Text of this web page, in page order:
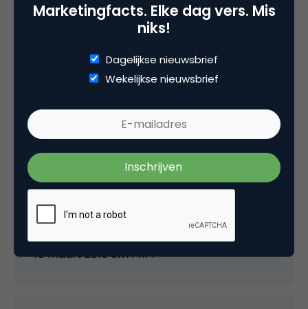
stefheutink
Ik kreeg net een telefoontje van de provider,
die klaagt dat er 25 man op de webcare
met 2000 mails per dag. Kijk dat krijg je als je
naar social media als heilig middel kijkt. Wat ze
moeten doen is service optuigen en dan
maximaal op mail inzetten, dat is gewoon
logischer alleen ook vervelend: mails ziet
niemand. En DAT is het probleem.
10 maart 2015 om 14:14
Marketingfacts. Elke dag vers. Mis
niks!
Dagelijkse nieuwsbrief
Wekelijkse nieuwsbrief